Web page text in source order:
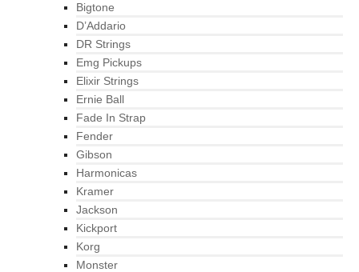
Bigtone
D’Addario
DR Strings
Emg Pickups
Elixir Strings
Ernie Ball
Fade In Strap
Fender
Gibson
Harmonicas
Kramer
Jackson
Kickport
Korg
Monster